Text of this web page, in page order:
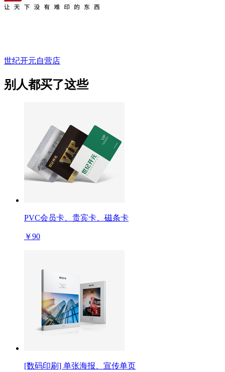
世纪开元自营店
别人都买了这些
PVC会员卡、贵宾卡、磁条卡
￥90
[数码印刷] 单张海报、宣传单页